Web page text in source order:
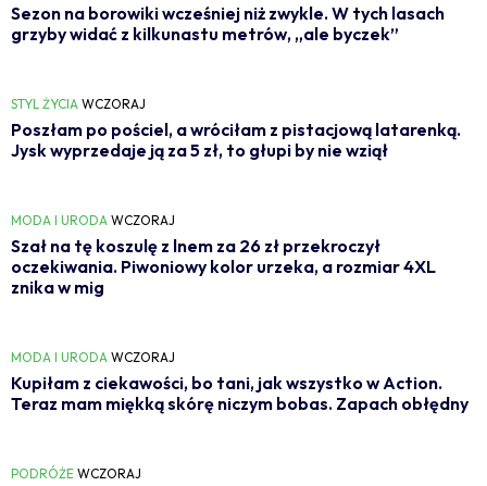
Sezon na borowiki wcześniej niż zwykle. W tych lasach
grzyby widać z kilkunastu metrów, „ale byczek”
STYL ŻYCIA WCZORAJ
Poszłam po pościel, a wróciłam z pistacjową latarenką.
Jysk wyprzedaje ją za 5 zł, to głupi by nie wziął
MODA I URODA WCZORAJ
Szał na tę koszulę z lnem za 26 zł przekroczył
oczekiwania. Piwoniowy kolor urzeka, a rozmiar 4XL
znika w mig
MODA I URODA WCZORAJ
Kupiłam z ciekawości, bo tani, jak wszystko w Action.
Teraz mam miękką skórę niczym bobas. Zapach obłędny
PODRÓŻE WCZORAJ